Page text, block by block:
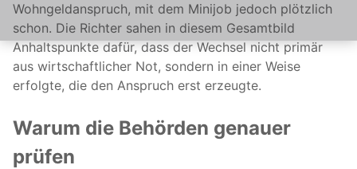
Wohngeldanspruch, mit dem Minijob jedoch plötzlich
schon. Die Richter sahen in diesem Gesamtbild
Anhaltspunkte dafür, dass der Wechsel nicht primär
aus wirtschaftlicher Not, sondern in einer Weise
erfolgte, die den Anspruch erst erzeugte.
Warum die Behörden genauer
prüfen